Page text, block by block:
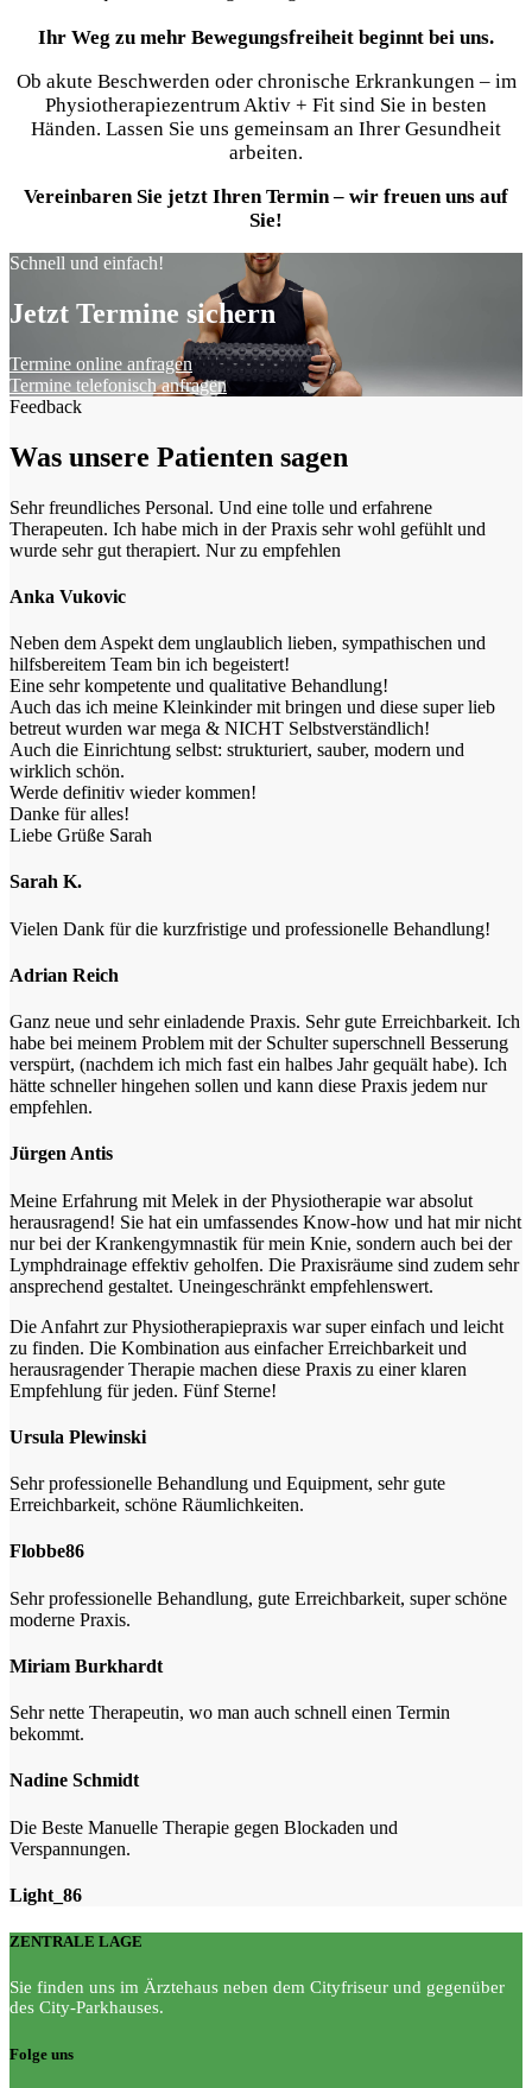
Ihr Weg zu mehr Bewegungsfreiheit beginnt bei uns.
Ob akute Beschwerden oder chronische Erkrankungen – im
Physiotherapiezentrum Aktiv + Fit sind Sie in besten
Händen. Lassen Sie uns gemeinsam an Ihrer Gesundheit
arbeiten.
Vereinbaren Sie jetzt Ihren Termin – wir freuen uns auf
Sie!
Schnell und einfach!
Jetzt Termine sichern
Termine online anfragen
Termine telefonisch anfragen
Feedback
Was unsere Patienten sagen
Sehr freundliches Personal. Und eine tolle und erfahrene
Therapeuten. Ich habe mich in der Praxis sehr wohl gefühlt und
wurde sehr gut therapiert. Nur zu empfehlen
Anka Vukovic
Neben dem Aspekt dem unglaublich lieben, sympathischen und
hilfsbereitem Team bin ich begeistert!
Eine sehr kompetente und qualitative Behandlung!
Auch das ich meine Kleinkinder mit bringen und diese super lieb
betreut wurden war mega & NICHT Selbstverständlich!
Auch die Einrichtung selbst: strukturiert, sauber, modern und
wirklich schön.
Werde definitiv wieder kommen!
Danke für alles!
Liebe Grüße Sarah
Sarah K.
Vielen Dank für die kurzfristige und professionelle Behandlung!
Adrian Reich
Ganz neue und sehr einladende Praxis. Sehr gute Erreichbarkeit. Ich
habe bei meinem Problem mit der Schulter superschnell Besserung
verspürt, (nachdem ich mich fast ein halbes Jahr gequält habe). Ich
hätte schneller hingehen sollen und kann diese Praxis jedem nur
empfehlen.
Jürgen Antis
Meine Erfahrung mit Melek in der Physiotherapie war absolut
herausragend! Sie hat ein umfassendes Know-how und hat mir nicht
nur bei der Krankengymnastik für mein Knie, sondern auch bei der
Lymphdrainage effektiv geholfen. Die Praxisräume sind zudem sehr
ansprechend gestaltet. Uneingeschränkt empfehlenswert.
Die Anfahrt zur Physiotherapiepraxis war super einfach und leicht
zu finden. Die Kombination aus einfacher Erreichbarkeit und
herausragender Therapie machen diese Praxis zu einer klaren
Empfehlung für jeden. Fünf Sterne!
Ursula Plewinski
Sehr professionelle Behandlung und Equipment, sehr gute
Erreichbarkeit, schöne Räumlichkeiten.
Flobbe86
Sehr professionelle Behandlung, gute Erreichbarkeit, super schöne
moderne Praxis.
Miriam Burkhardt
Sehr nette Therapeutin, wo man auch schnell einen Termin
bekommt.
Nadine Schmidt
Die Beste Manuelle Therapie gegen Blockaden und
Verspannungen.
Light_86
ZENTRALE LAGE
Sie finden uns im Ärztehaus neben dem Cityfriseur und gegenüber
des City-Parkhauses.
Folge uns